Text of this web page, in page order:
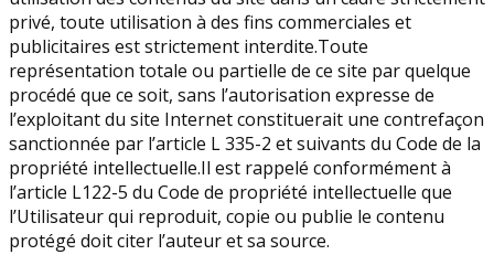
privé, toute utilisation à des fins commerciales et
publicitaires est strictement interdite.Toute
représentation totale ou partielle de ce site par quelque
procédé que ce soit, sans l’autorisation expresse de
l’exploitant du site Internet constituerait une contrefaçon
sanctionnée par l’article L 335-2 et suivants du Code de la
propriété intellectuelle.Il est rappelé conformément à
l’article L122-5 du Code de propriété intellectuelle que
l’Utilisateur qui reproduit, copie ou publie le contenu
protégé doit citer l’auteur et sa source.